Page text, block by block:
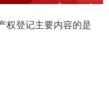
权登记主要内容的是